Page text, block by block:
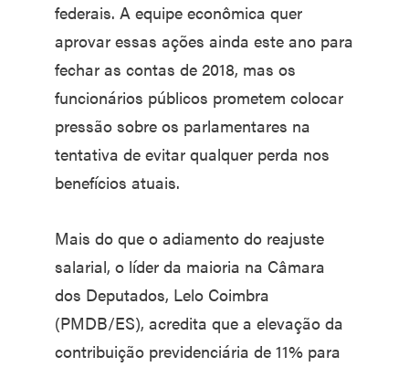
federais. A equipe econômica quer
aprovar essas ações ainda este ano para
fechar as contas de 2018, mas os
funcionários públicos prometem colocar
pressão sobre os parlamentares na
tentativa de evitar qualquer perda nos
benefícios atuais.
Mais do que o adiamento do reajuste
salarial, o líder da maioria na Câmara
dos Deputados, Lelo Coimbra
(PMDB/ES), acredita que a elevação da
contribuição previdenciária de 11% para